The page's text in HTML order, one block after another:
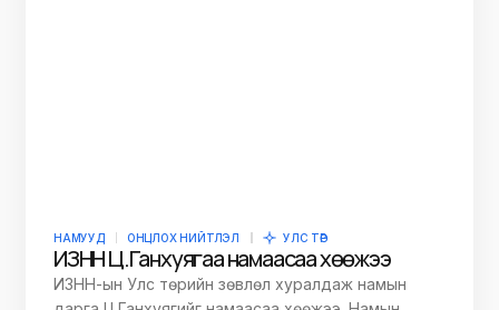
НАМУУД ОНЦЛОХ НИЙТЛЭЛ УЛС ТӨР
ИЗНН Ц.Ганхуягаа намаасаа хөөжээ
ИЗНН-ын Улс төрийн зөвлөл хуралдаж намын